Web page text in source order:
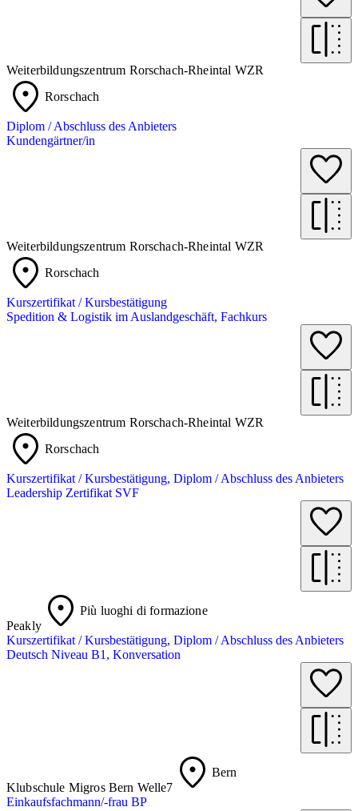
Weiterbildungszentrum Rorschach-Rheintal WZR
Rorschach
Diplom / Abschluss des Anbieters
Kundengärtner/in
Weiterbildungszentrum Rorschach-Rheintal WZR
Rorschach
Kurszertifikat / Kursbestätigung
Spedition & Logistik im Auslandgeschäft, Fachkurs
Weiterbildungszentrum Rorschach-Rheintal WZR
Rorschach
Kurszertifikat / Kursbestätigung, Diplom / Abschluss des Anbieters
Leadership Zertifikat SVF
Peakly
Più luoghi di formazione
Kurszertifikat / Kursbestätigung, Diplom / Abschluss des Anbieters
Deutsch Niveau B1, Konversation
Klubschule Migros Bern Welle7
Bern
Einkaufsfachmann/-frau BP